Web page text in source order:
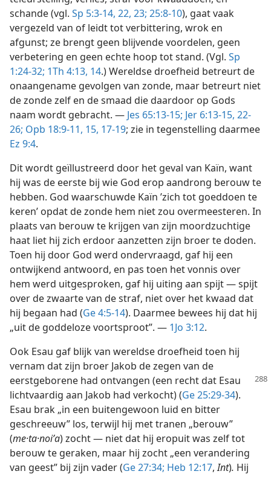
schande (vgl. Sp 5:3-14, 22, 23; 25:8-10), gaat vaak
vergezeld van of leidt tot verbittering, wrok en
afgunst; ze brengt geen blijvende voordelen, geen
verbetering en geen echte hoop tot stand. (Vgl. Sp
1:24-32; 1Th 4:13, 14.) Wereldse droefheid betreurt de
onaangename gevolgen van zonde, maar betreurt niet
de zonde zelf en de smaad die daardoor op Gods
naam wordt gebracht. — Jes 65:13-15; Jer 6:13-15, 22-
26; Opb 18:9-11, 15, 17-19; zie in tegenstelling daarmee
Ez 9:4.
Dit wordt geïllustreerd door het geval van Kaïn, want
hij was de eerste bij wie God erop aandrong berouw te
hebben. God waarschuwde Kaïn ’zich tot goeddoen te
keren’ opdat de zonde hem niet zou overmeesteren. In
plaats van berouw te krijgen van zijn moordzuchtige
haat liet hij zich erdoor aanzetten zijn broer te doden.
Toen hij door God werd ondervraagd, gaf hij een
ontwijkend antwoord, en pas toen het vonnis over
hem werd uitgesproken, gaf hij uiting aan spijt — spijt
over de zwaarte van de straf, niet over het kwaad dat
hij begaan had (Ge 4:5-14). Daarmee bewees hij dat hij
„uit de goddeloze voortsproot”. — 1Jo 3:12.
Ook Esau gaf blijk van wereldse droefheid toen hij
vernam dat zijn broer Jakob de zegen van de
eerstgeborene had ontvangen (een recht dat Esau
lichtvaardig aan Jakob had verkocht) (Ge 25:29-34).
Esau brak „in een buitengewoon luid en bitter
geschreeuw” los, terwijl hij met tranen „berouw”
(me·ta·noiʹa) zocht — niet dat hij eropuit was zelf tot
berouw te geraken, maar hij zocht „een verandering
van geest” bij zijn vader (Ge 27:34; Heb 12:17,Int). Hij